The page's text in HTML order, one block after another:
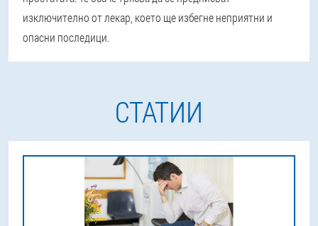
изключително от лекар, което ще избегне неприятни и
опасни последици.
СТАТИИ